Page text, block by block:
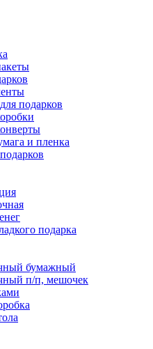
подарков
и пленка
подарка
бумажный
п/п, мешочек